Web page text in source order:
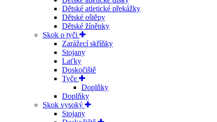
Dětské atletické překážky
Dětské oštěpy
Dětské žíněnky
Skok o tyči
Zarážecí skříňky
Stojany
Laťky
Doskočiště
Tyče
Doplňky
Doplňky
Skok vysoký
Stojany